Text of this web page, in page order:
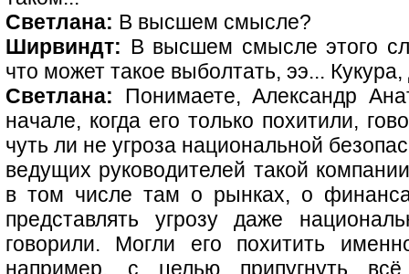
Светлана: В высшем смысле?
Ширвиндт: В высшем смысле этого
что может такое выболтать, ээ... Кукура,
Светлана: Понимаете, Александр
начале, когда его только похитили,
чуть ли не угроза национальной
ведущих руководителей такой
в том числе там о рынках, о
представлять угрозу даже
говорили. Могли его похитить
например, с целью припугнуть